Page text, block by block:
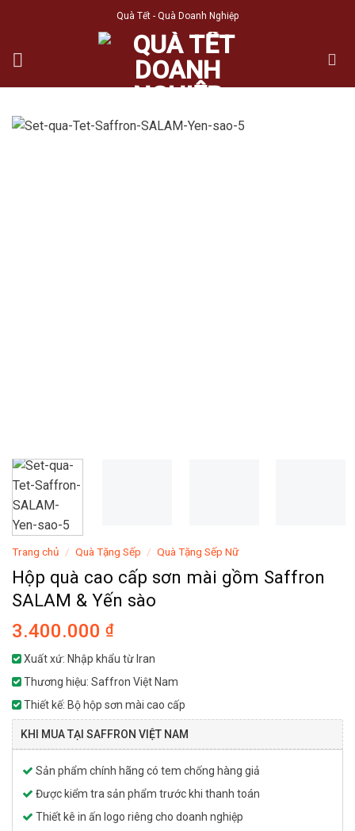
content
Quà Tết - Quà Doanh Nghiệp
Trang chủ / Quà Tặng Sếp / Quà Tặng Sếp Nữ
Hộp quà cao cấp sơn mài gồm Saffron
SALAM & Yến sào
3.400.000 ₫
Xuất xứ: Nhập khẩu từ Iran
Thương hiệu: Saffron Việt Nam
Thiết kế: Bộ hộp sơn mài cao cấp
KHI MUA TẠI SAFFRON VIỆT NAM
Sản phẩm chính hãng có tem chống hàng giả
Được kiểm tra sản phẩm trước khi thanh toán
Thiết kê in ấn logo riêng cho doanh nghiệp